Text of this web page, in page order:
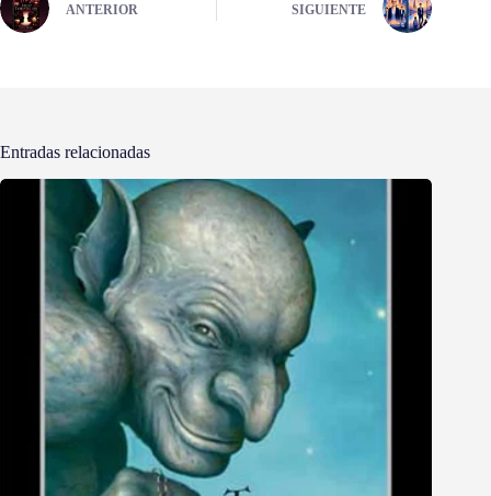
ANTERIOR SIGUIENTE
Entradas relacionadas